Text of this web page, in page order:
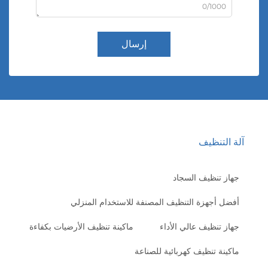
التنظيف
جهاز تنظيف السجاد
أفضل أجهزة التنظيف المصنفة للاستخدام المنزلي
جهاز تنظيف عالي الأداء ماكينة تنظيف الأرضيات بكفاءة
ماكينة تنظيف كهربائية للصناعة